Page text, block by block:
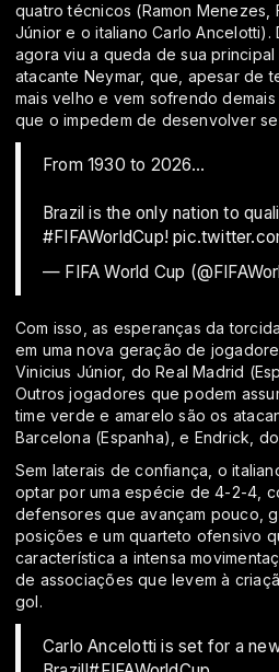
quatro técnicos (Ramon Menezes,
Júnior e o italiano Carlo Ancelotti).
agora viu a queda de sua
atacante Neymar, que, apesar de
mais velho e vem sofrendo
que o impedem de desenvolver
From 1930 to 2026...
Brazil is the only nation to
#FIFAWorldCup!
— FIFA World Cup
Com isso, as esperanças da
em uma nova geração de
Vinicius Júnior, do Real Madrid
Outros jogadores que podem
time verde e amarelo são os
Barcelona (Espanha), e Endrick,
Sem laterais de confiança, o
optar por uma espécie de 4-2-4,
defensores que avançam pouco,
posições e um quarteto ofensivo
característica a intensa
de associações que levem à
gol.
Carlo Ancelotti is set for a